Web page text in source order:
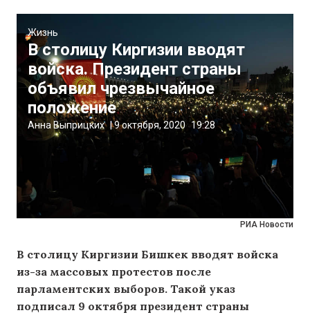
РИА Новости
Жизнь
В столицу Киргизии вводят
войска. Президент страны
объявил чрезвычайное
положение
Анна Выприцких |9 октября, 2020 19:28
В столицу Киргизии Бишкек вводят войска
из-за массовых протестов после
парламентских выборов. Такой указ
подписал 9 октября президент страны